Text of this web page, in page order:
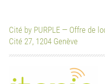
Et pourquoi pas